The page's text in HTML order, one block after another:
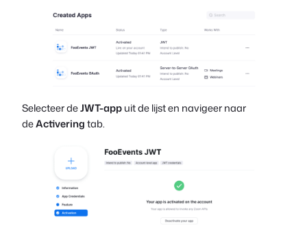
Selecteer deJWT-appuit de lijst en navigeer naar
deActiveringtab.